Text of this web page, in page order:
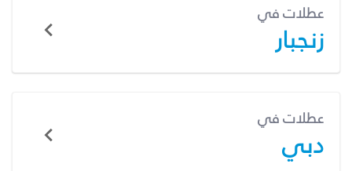
عطلات في
زنجبار
عطلات في
دبي